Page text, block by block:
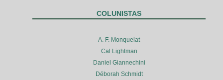
COLUNISTAS
A. F. Monquelat
Cal Lightman
Daniel Giannechini
Déborah Schmidt